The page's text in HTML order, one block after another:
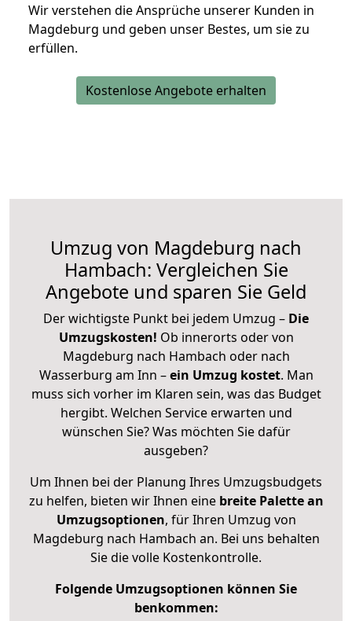
Wir verstehen die Ansprüche unserer Kunden in
Magdeburg und geben unser Bestes, um sie zu
erfüllen.
Kostenlose Angebote erhalten
Umzug von Magdeburg nach
Hambach: Vergleichen Sie
Angebote und sparen Sie Geld
Der wichtigste Punkt bei jedem Umzug – Die
Umzugskosten! Ob innerorts oder von
Magdeburg nach Hambach oder nach
Wasserburg am Inn –ein Umzug kostet. Man
muss sich vorher im Klaren sein, was das Budget
hergibt. Welchen Service erwarten und
wünschen Sie? Was möchten Sie dafür
ausgeben?
Um Ihnen bei der Planung Ihres Umzugsbudgets
zu helfen, bieten wir Ihnen eine breite Palette an
Umzugsoptionen, für Ihren Umzug von
Magdeburg nach Hambach an. Bei uns behalten
Sie die volle Kostenkontrolle.
Folgende Umzugsoptionen können Sie
benkommen: